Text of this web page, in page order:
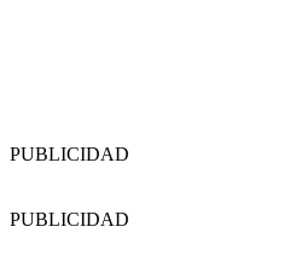
PUBLICIDAD
PUBLICIDAD